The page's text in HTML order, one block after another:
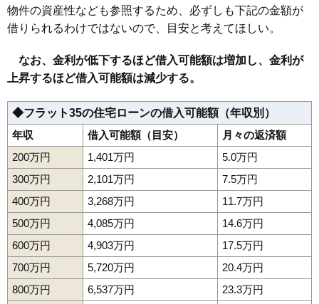
物件の資産性なども参照するため、必ずしも下記の金額が
借りられるわけではないので、目安と考えてほしい。
なお、金利が低下するほど借入可能額は増加し、金利が
上昇するほど借入可能額は減少する。
◆フラット35の住宅ローンの借入可能額（年収別）
年収
借入可能額（目安）
月々の返済額
200万円
1,401万円
5.0万円
300万円
2,101万円
7.5万円
400万円
3,268万円
11.7万円
500万円
4,085万円
14.6万円
600万円
4,903万円
17.5万円
700万円
5,720万円
20.4万円
800万円
6,537万円
23.3万円